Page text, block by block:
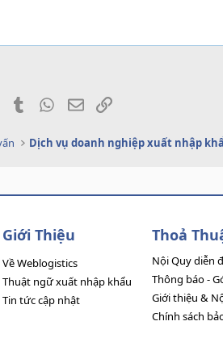
PinterestTumblr WhatsApp
EmailLink
Giới Thiệu
Về Weblogistics
Thuật ngữ xuất nhập khẩu
Tin tức cập nhật
Thoả
Nội Quy diễn
Thông báo -
Giới thiệu &
Chính sách